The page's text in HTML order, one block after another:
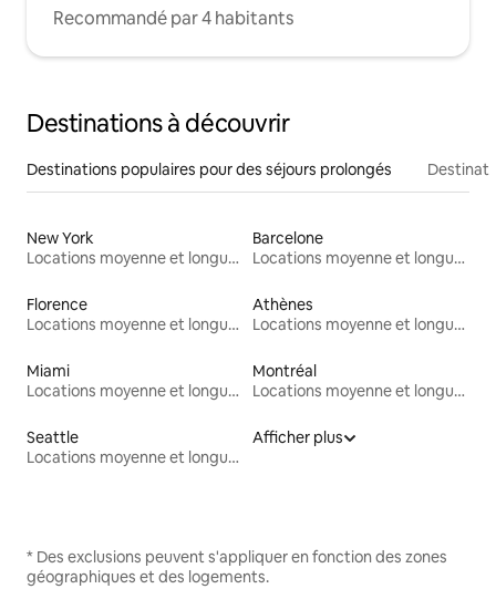
Recommandé par 4 habitants
Destinations à découvrir
Destinations populaires pour des séjours prolongés
New York
Locations moyenne et longue durée
Barcelone
Locations moyenne et longue durée
Florence
Locations moyenne et longue durée
Athènes
Locations moyenne et longue durée
Miami
Locations moyenne et longue durée
Montréal
Locations moyenne et longue durée
Seattle
Locations moyenne et longue durée
Afficher plus
* Des exclusions peuvent s'appliquer en fonction des zones
géographiques et des logements.